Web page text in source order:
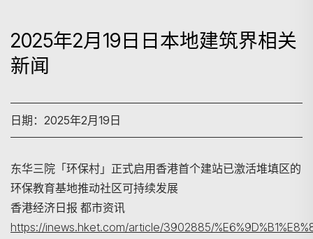
2025年2月19日日本地建筑界相关
新闻
日期：2025年2月19日
东华三院「环保村」正式启用香港首个建站已激活堆填区的
环保教育基地推动社区可持续发展
香港经济日报 都市资讯
https://inews.hket.com/article/3902885/